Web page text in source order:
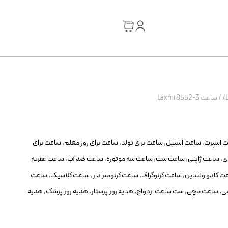
/ساعت Laxmi 8552-3
اسپرت,ساعت استیل,ساعت برای تولد,ساعت برای روز معلم,ساعت برای
,ساعت ژاپنی,ساعت ست,ساعت سه موتوره,ساعت ضد آب,ساعت عقربه
کادو ولنتاین,ساعت کرنوگراف,ساعت کرنومتر دار,ساعت کلاسیک,ساعت
,ساعت مچی,ست ساعت ازدواج,هدیه روز پرستار,هدیه روز پزشک,هدیه